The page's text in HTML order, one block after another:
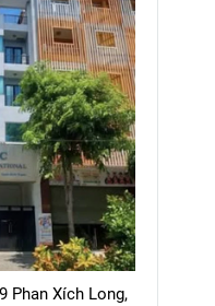
Phan Xích Long,